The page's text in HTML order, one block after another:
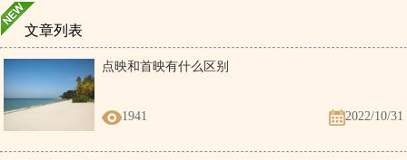
文章列表
点映和首映有什么区别
1941 2022/10/31